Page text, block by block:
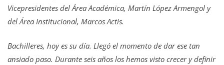
Vicepresidentes del Área Académica, Martín López Armengol y
del Área Institucional, Marcos Actis.
Bachilleres, hoy es su día. Llegó el momento de dar ese tan
ansiado paso. Durante seis años los hemos visto crecer y definir